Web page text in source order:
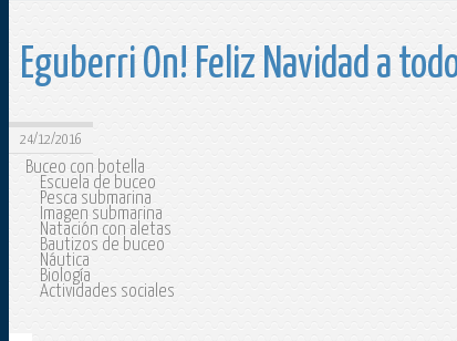
Eguberri On! Feliz Navidad a
24/12/2016
Buceo con botella
Escuela de buceo
Pesca submarina
Imagen submarina
Natación con aletas
Bautizos de buceo
Náutica
Biología
Actividades sociales